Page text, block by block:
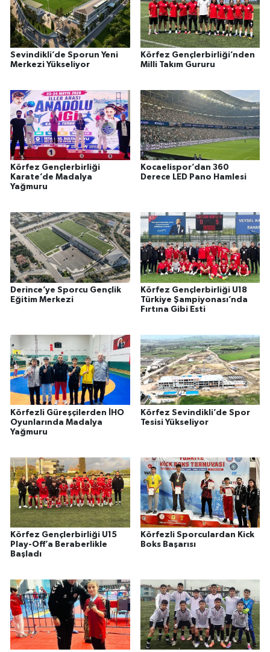
Sevindikli’de Sporun Yeni
Merkezi Yükseliyor
Körfez Gençlerbirliği’nden
Milli Takım Gururu
Körfez Gençlerbirliği
Karate’de Madalya
Yağmuru
Kocaelispor’dan 360
Derece LED Pano Hamlesi
Derince’ye Sporcu Gençlik
Eğitim Merkezi
Körfez Gençlerbirliği U18
Türkiye Şampiyonası’nda
Fırtına Gibi Esti
Körfezli Güreşçilerden İHO
Oyunlarında Madalya
Yağmuru
Körfez Sevindikli’de Spor
Tesisi Yükseliyor
Körfez Gençlerbirliği U15
Play-Off’a Beraberlikle
Başladı
Körfezli Sporculardan Kick
Boks Başarısı